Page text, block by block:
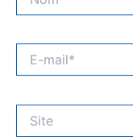
mail*